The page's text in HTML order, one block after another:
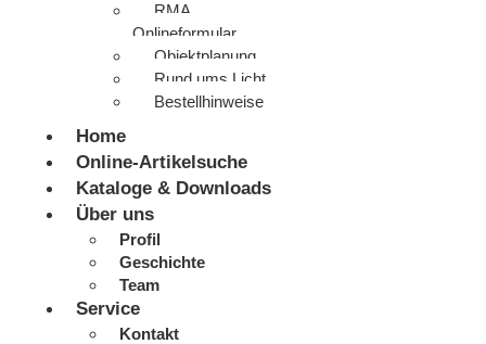
RMA
Onlineformular
Objektplanung
Rund ums Licht
Bestellhinweise
Home
Online-Artikelsuche
Kataloge & Downloads
Über uns
Profil
Geschichte
Team
Service
Kontakt